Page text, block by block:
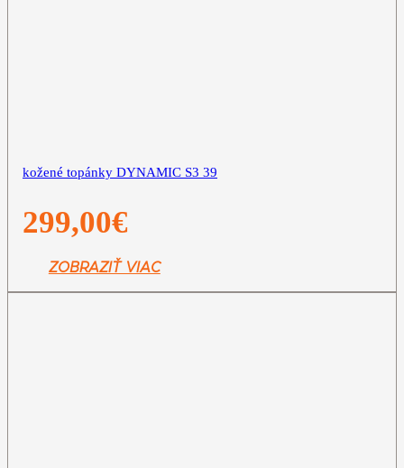
kožené topánky DYNAMIC S3 39
299,00€
ZOBRAZIŤ VIAC